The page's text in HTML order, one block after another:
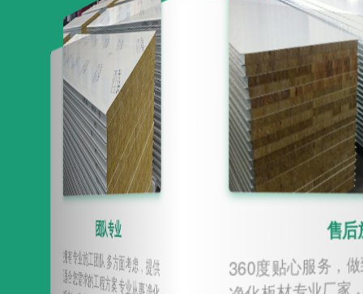
团队专业
拥有专业施工团队 多方面考虑，提供
适合您需求的工程方案 专业从事净化
板材、产品、设备安装的技术人才 专业工程师为您施工，合理规划
安360度贴心服务，做到客户满意
净化板材专业厂家，为客户提